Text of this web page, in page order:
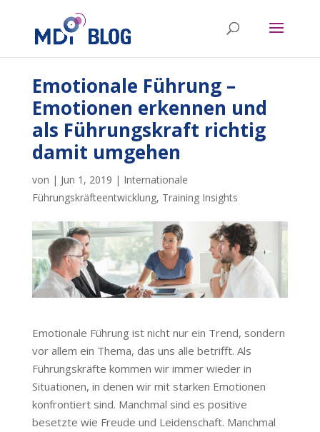
Emotionale Führung –
Emotionen erkennen und
als Führungskraft richtig
damit umgehen
von | Jun 1, 2019 | Internationale
Führungskräfteentwicklung, Training Insights
Emotionale Führung ist nicht nur ein Trend, sondern
vor allem ein Thema, das uns alle betrifft. Als
Führungskräfte kommen wir immer wieder in
Situationen, in denen wir mit starken Emotionen
konfrontiert sind. Manchmal sind es positive
besetzte wie Freude und Leidenschaft. Manchmal